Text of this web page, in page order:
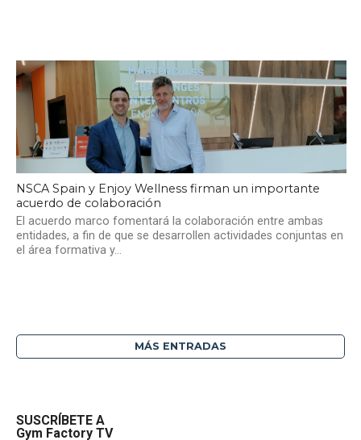
NSCA Spain y Enjoy Wellness firman un importante
acuerdo de colaboración
El acuerdo marco fomentará la colaboración entre ambas
entidades, a fin de que se desarrollen actividades conjuntas en
el área formativa y...
MÁS ENTRADAS
SUSCRÍBETE A
Gym Factory TV